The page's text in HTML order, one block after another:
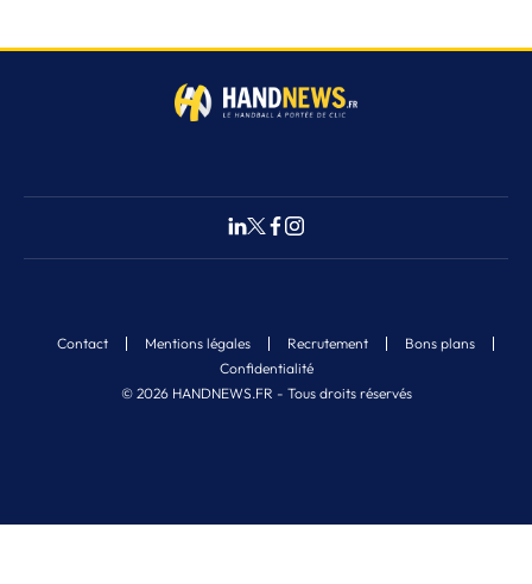
© 2026 HANDNEWS.FR - Tous droits réservés
Contact Mentions légales Recrutement
Bons plans
Confidentialité